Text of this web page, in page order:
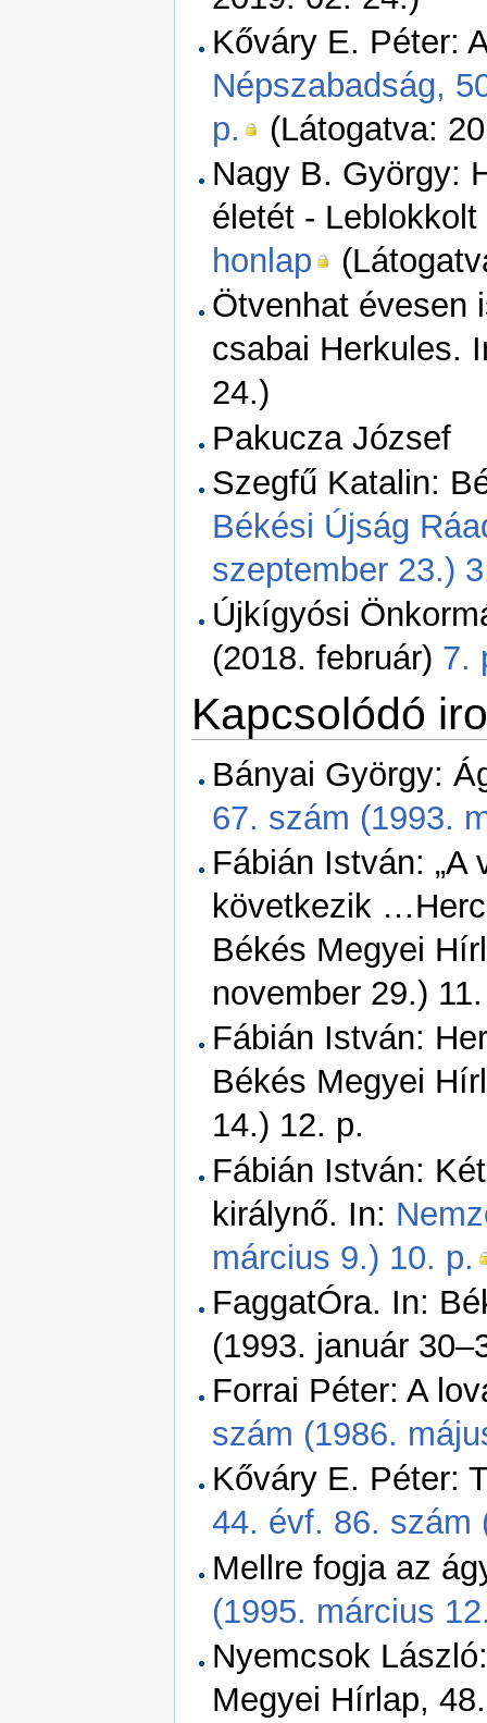
Kőváry E. Péter:
Népszabadság,
p.
(Látogatva:
Nagy B. György:
életét -
honlap
Ötvenhat évesen
csabai Herkules.
24.)
Pakucza József
Szegfű Katalin:
Békési Újság
szeptember 23.)
Újkígyósi
(2018. február) 7.
Kapcsolódó
Bányai György:
67. szám (1993.
Fábián István: „A
következik
Békés Megyei
november 29.)
Fábián István:
Békés Megyei
14.) 12. p.
Fábián István:
királynő. In:
március 9.) 10. p.
FaggatÓra. In:
(1993. január
Forrai Péter: A
szám (1986.
Kőváry E. Péter:
44. évf. 86. szám
Mellre fogja az
(1995. március
Nyemcsok
Megyei Hírlap,